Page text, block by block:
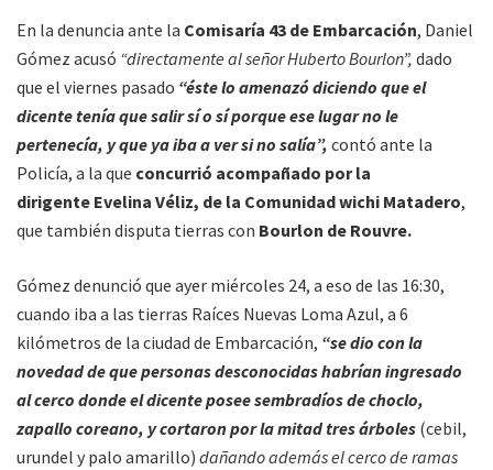
En la denuncia ante la Comisaría 43 de Embarcación, Daniel
Gómez acusó “directamente al señor Huberto Bourlon”, dado
que el viernes pasado “éste lo amenazó diciendo que el
dicente tenía que salir sí o sí porque ese lugar no le
pertenecía, y que ya iba a ver si no salía”, contó ante la
Policía, a la que concurrió acompañado por la
dirigente Evelina Véliz, de la Comunidad wichi Matadero,
que también disputa tierras con Bourlon de Rouvre.
Gómez denunció que ayer miércoles 24, a eso de las 16:30,
cuando iba a las tierras Raíces Nuevas Loma Azul, a 6
kilómetros de la ciudad de Embarcación, “se dio con la
novedad de que personas desconocidas habrían ingresado
al cerco donde el dicente posee sembradíos de choclo,
zapallo coreano, y cortaron por la mitad tres árboles (cebil,
urundel y palo amarillo) dañando además el cerco de ramas